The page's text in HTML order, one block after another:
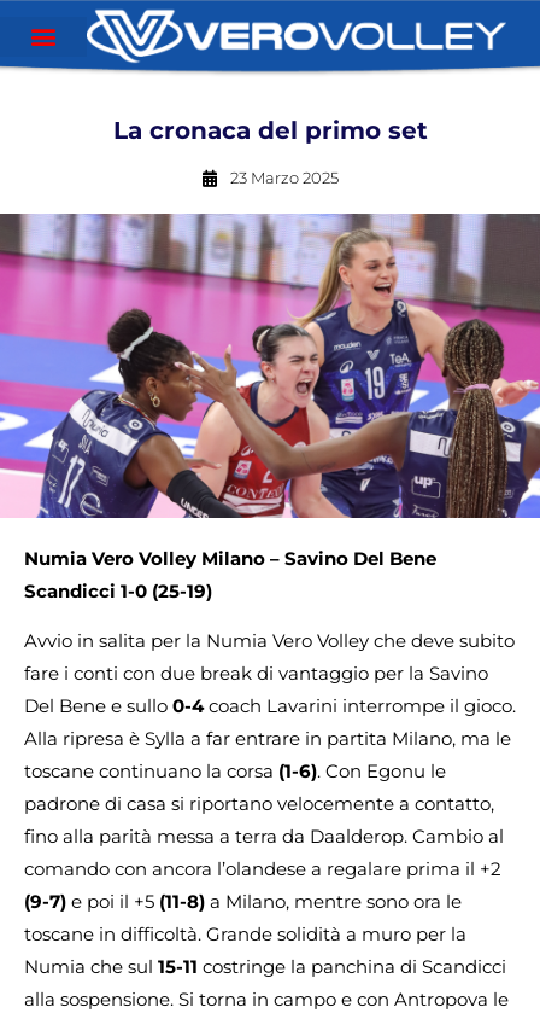
La cronaca del primo set
23 Marzo 2025
Numia Vero Volley Milano – Savino Del Bene
Scandicci 1-0 (25-19)
Avvio in salita per la Numia Vero Volley che deve subito
fare i conti con due break di vantaggio per la Savino
Del Bene e sullo 0-4coach Lavarini interrompe il gioco.
Alla ripresa è Sylla a far entrare in partita Milano, ma le
toscane continuano la corsa (1-6). Con Egonu le
padrone di casa si riportano velocemente a contatto,
fino alla parità messa a terra da Daalderop. Cambio al
comando con ancora l’olandese a regalare prima il +2
(9-7) e poi il +5 (11-8) a Milano, mentre sono ora le
toscane in difficoltà. Grande solidità a muro per la
Numia che sul 15-11 costringe la panchina di Scandicci
alla sospensione. Si torna in campo e con Antropova le